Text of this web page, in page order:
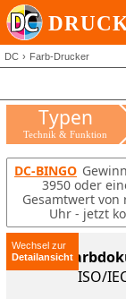
DC Farb-Drucker
Typen
Technik & Funktion
DC-BINGO
3950 oder
Gesamtwert von
Uhr - jetzt
Wechsel zur
ISO-
ISO/